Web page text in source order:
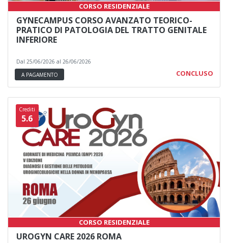
CORSO RESIDENZIALE
GYNECAMPUS CORSO AVANZATO TEORICO-
PRATICO DI PATOLOGIA DEL TRATTO GENITALE
INFERIORE
Dal 25/06/2026 al 26/06/2026
A PAGAMENTO
CONCLUSO
Crediti
5.6
CORSO RESIDENZIALE
UROGYN CARE 2026 ROMA